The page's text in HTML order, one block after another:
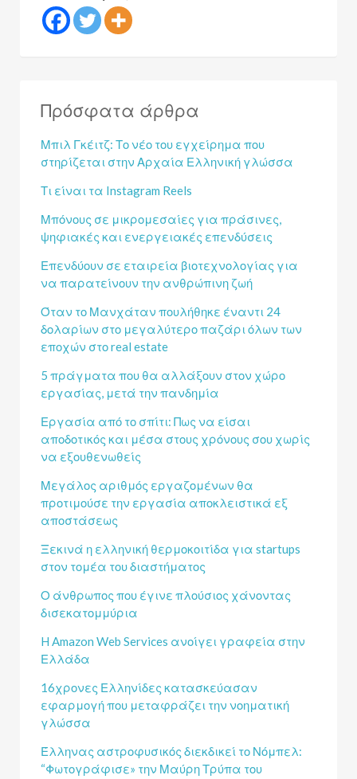
Πρόσφατα άρθρα
Μπιλ Γκέιτζ: Το νέο του εγχείρημα που
στηρίζεται στην Αρχαία Ελληνική γλώσσα
Τι είναι τα Instagram Reels
Μπόνους σε μικρομεσαίες για πράσινες,
ψηφιακές και ενεργειακές επενδύσεις
Επενδύουν σε εταιρεία βιοτεχνολογίας για
να παρατείνουν την ανθρώπινη ζωή
Όταν το Μανχάταν πουλήθηκε έναντι 24
δολαρίων στο μεγαλύτερο παζάρι όλων των
εποχών στο real estate
5 πράγματα που θα αλλάξουν στον χώρο
εργασίας, μετά την πανδημία
Εργασία από το σπίτι: Πως να είσαι
αποδοτικός και μέσα στους χρόνους σου χωρίς
να εξουθενωθείς
Μεγάλος αριθμός εργαζομένων θα
προτιμούσε την εργασία αποκλειστικά εξ
αποστάσεως
Ξεκινά η ελληνική θερμοκοιτίδα για startups
στον τομέα του διαστήματος
Ο άνθρωπος που έγινε πλούσιος χάνοντας
δισεκατομμύρια
H Amazon Web Services ανοίγει γραφεία στην
Ελλάδα
16χρονες Ελληνίδες κατασκεύασαν
εφαρμογή που μεταφράζει την νοηματική
γλώσσα
Έλληνας αστροφυσικός διεκδικεί το Νόμπελ:
“Φωτογράφισε» την Μαύρη Τρύπα του